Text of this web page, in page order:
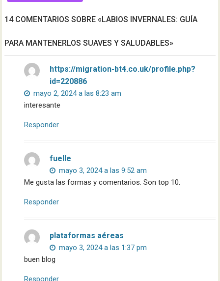
14 COMENTARIOS SOBRE «LABIOS INVERNALES: GUÍA
PARA MANTENERLOS SUAVES Y SALUDABLES»
https://migration-bt4.co.uk/profile.php?
id=220886
mayo 2, 2024 a las 8:23 am
interesante
Responder
fuelle
mayo 3, 2024 a las 9:52 am
Me gusta las formas y comentarios. Son top 10.
Responder
plataformas aéreas
mayo 3, 2024 a las 1:37 pm
buen blog
Responder